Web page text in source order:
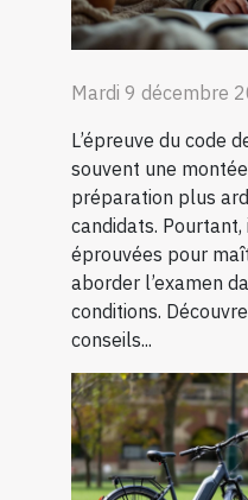
Mardi 9 décembre
L’épreuve du code
souvent une
préparation plus
candidats.
éprouvées pour
aborder l’examen
conditions.
conseils...